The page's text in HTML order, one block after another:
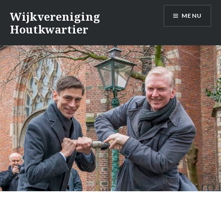
inhoud
Wijkvereniging
Houtkwartier
MENU